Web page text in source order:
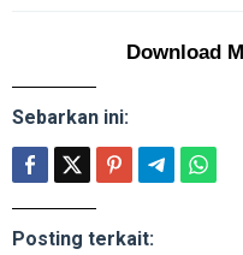
Download
Sebarkan ini:
Posting terkait: